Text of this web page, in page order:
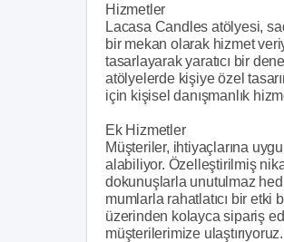
Hizmetler
Lacasa Candles atölyesi,
bir mekan olarak hizmet
tasarlayarak yaratıcı bir
atölyelerde kişiye özel
için kişisel danışmanlık
Ek Hizmetler
Müşteriler, ihtiyaçlarına
alabiliyor. Özelleştirilmiş
dokunuşlarla unutulmaz
mumlarla rahatlatıcı bir etki
üzerinden kolayca sipariş
müşterilerimize ulaştırıyoruz.